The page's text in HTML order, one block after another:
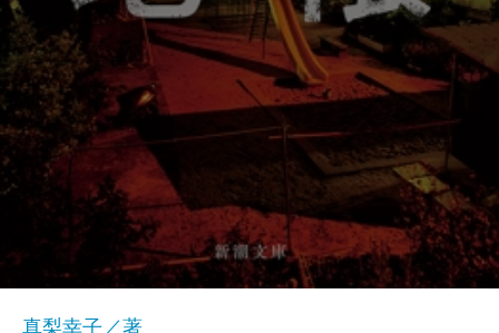
真梨幸子／著